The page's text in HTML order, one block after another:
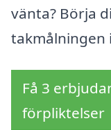
vänta? Börja
takmålningen
Få 3
förpliktelser